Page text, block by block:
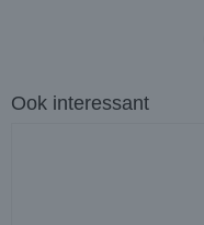
Ook interessant